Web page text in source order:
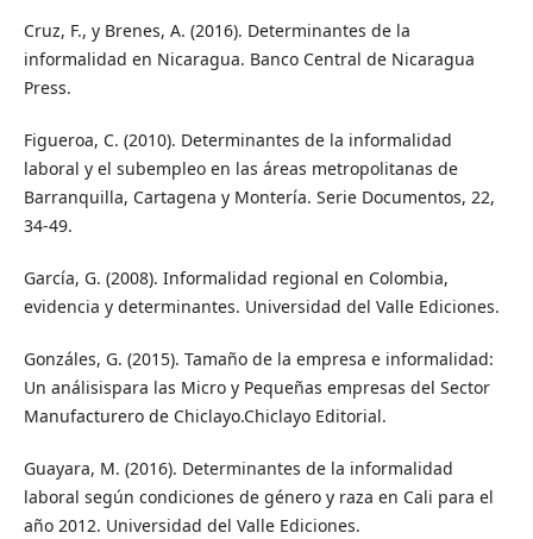
Cruz, F., y Brenes, A. (2016). Determinantes de la
informalidad en Nicaragua. Banco Central de Nicaragua
Press.
Figueroa, C. (2010). Determinantes de la informalidad
laboral y el subempleo en las áreas metropolitanas de
Barranquilla, Cartagena y Montería. Serie Documentos, 22,
34-49.
García, G. (2008). Informalidad regional en Colombia,
evidencia y determinantes. Universidad del Valle Ediciones.
Gonzáles, G. (2015). Tamaño de la empresa e informalidad:
Un análisispara las Micro y Pequeñas empresas del Sector
Manufacturero de Chiclayo.Chiclayo Editorial.
Guayara, M. (2016). Determinantes de la informalidad
laboral según condiciones de género y raza en Cali para el
año 2012. Universidad del Valle Ediciones.